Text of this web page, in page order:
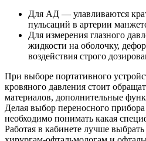
Для АД — улавливаются
пульсаций в артерии
Для измерения глазного
жидкости на оболочку,
воздействия строго
При выборе портативного
кровяного давления стоит
материалов, дополнительные
Делая выбор переносного
необходимо понимать какая
Работая в кабинете лучше